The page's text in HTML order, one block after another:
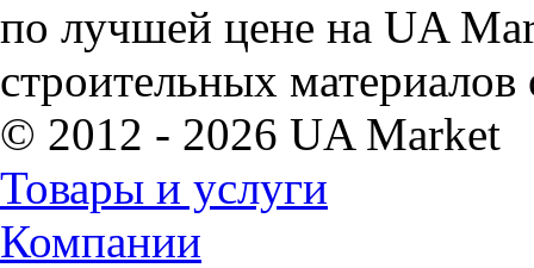
по лучшей цене на UA
строительных
© 2012 - 2026 UA Market
Товары и услуги
Компании